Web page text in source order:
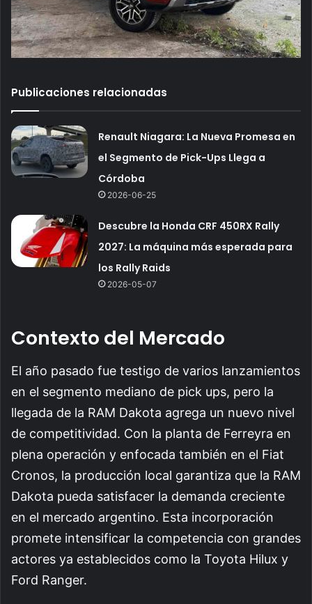
Publicaciones relacionadas
Renault Niagara: La Nueva Promesa en
el Segmento de Pick-Ups Llega a
Córdoba
2026-06-25
Descubre la Honda CRF 450RX Rally
2027: La máquina más esperada para
los Rally Raids
2026-05-07
Contexto del Mercado
El año pasado fue testigo de varios lanzamientos
en el segmento mediano de pick ups, pero la
llegada de la RAM Dakota agrega un nuevo nivel
de competitividad. Con la planta de Ferreyra en
plena operación y enfocada también en el Fiat
Cronos, la producción local garantiza que la RAM
Dakota pueda satisfacer la demanda creciente
en el mercado argentino. Esta incorporación
promete intensificar la competencia con grandes
actores ya establecidos como la Toyota Hilux y
Ford Ranger.